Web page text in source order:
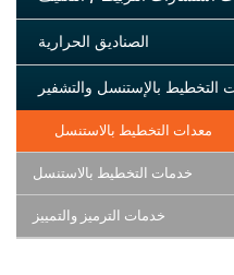
الصناديق الحرارية
التخطيط بالإستنسل والتشفير
معدات التخطيط بالاستنسل
خدمات التخطيط بالاستنسل
خدمات الترميز والتمييز